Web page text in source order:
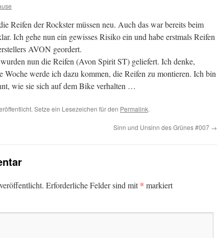
Reifen der Rockster müssen neu. Auch das war bereits beim
Ich gehe nun ein gewisses Risiko ein und habe erstmals Reifen
AVON geordert.
nun die Reifen (Avon Spirit ST) geliefert. Ich denke,
Woche werde ich dazu kommen, die Reifen zu montieren. Ich bin
wie sie sich auf dem Bike verhalten …
Setze ein Lesezeichen für den Permalink.
Sinn und Unsinn des Grünes #007 →
Erforderliche Felder sind mit* markiert